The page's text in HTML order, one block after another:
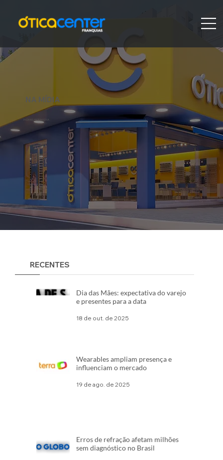
NA MÍDIA
HOME / NA MÍDIA
RECENTES
Dia das Mães: expectativa do varejo
e presentes para a data
18 de out. de 2025
Wearables ampliam presença e
influenciam o mercado
19 de ago. de 2025
Erros de refração afetam milhões
sem diagnóstico no Brasil